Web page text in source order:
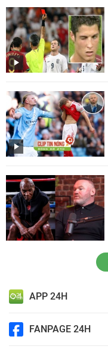
APP 24H
FANPAGE 24H